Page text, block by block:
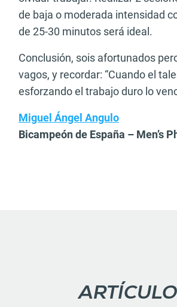
de baja o moderada intensidad
de 25-30 minutos será ideal.
Conclusión, sois afortunados
vagos, y recordar: “Cuando el
esforzando el trabajo duro lo
Miguel Ángel Angulo
Bicampeón de España – Men’s